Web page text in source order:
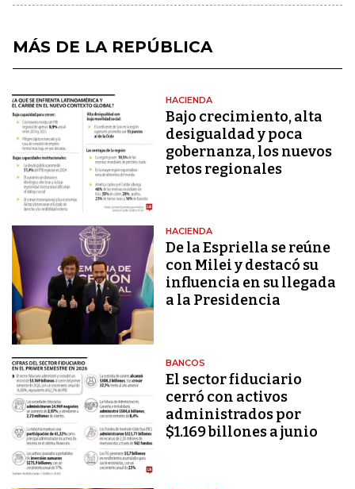
MÁS DE LA REPÚBLICA
HACIENDA
Bajo crecimiento, alta
desigualdad y poca
gobernanza, los nuevos
retos regionales
HACIENDA
De la Espriella se reúne
con Milei y destacó su
influencia en su llegada
a la Presidencia
BANCOS
El sector fiduciario
cerró con activos
administrados por
$1.169 billones a junio